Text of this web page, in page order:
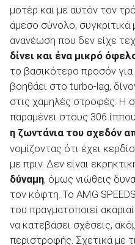
μοτέρ και με αυτόν τον
άμεσο σύνολο, συγκριτικά
ανανέωση που δεν είχε
δίνει και ένα μικρό
το βασικότερο προσόν για
βοηθάει στο turbo-lag,
στις χαμηλές στροφές. Η
παραμένει στους 306
η ζωντάνια του σχεδόν
νομίζοντας ότι έχει
με πριν. Δεν είναι
δύναμη, όμως νιώθεις
τον κόφτη. Το AMG
του πραγματοποιεί
να κατεβάσει σχέσεις,
περιστροφής. Σχετικά με